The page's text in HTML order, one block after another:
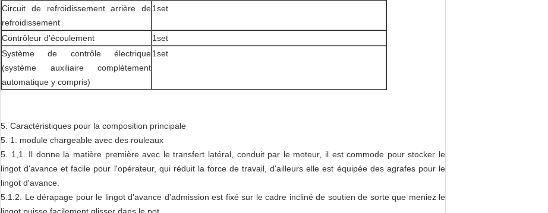
Circuit de refroidissement arrière de
refroidissement
1set
Contrôleur d'écoulement
1set
Système de contrôle électrique
(système auxiliaire complètement
automatique y compris)
1set
5. Caractéristiques pour la composition principale
5. 1. module chargeable avec des rouleaux
5. 1,1. Il donne la matière première avec le transfert latéral, conduit par le moteur, il est commode pour stocker le
lingot d'avance et facile pour l'opérateur, qui réduit la force de travail, d'ailleurs elle est équipée des agrafes pour le
lingot d'avance.
5.1.2. Le dérapage pour le lingot d'avance d'admission est fixé sur le cadre incliné de soutien de sorte que meniez le